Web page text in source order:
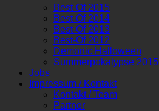
Best-Of 2015
Best-Of 2014
Best-Of 2013
Best-Of 2012
Demonic Halloween
Summerpokalypse 2015
Jobs
Impressum / Kontakt
Kontakt / Team
Partner